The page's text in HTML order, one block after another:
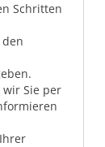
Schritten
wir Sie per